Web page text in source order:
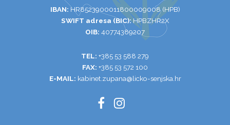
IBAN: HR8523900011800009008 (HPB)
SWIFT adresa (BIC):HPBZHR2X
OIB: 40774389207
TEL: +385 53 588 279
FAX: +385 53 572 100
E-MAIL: kabinet.zupana@licko-senjska.hr